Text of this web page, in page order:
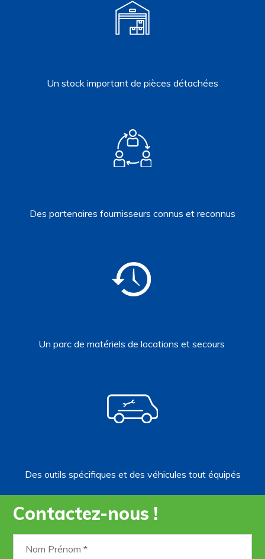
Un stock important de pièces détachées
Des partenaires fournisseurs connus et reconnus
Un parc de matériels de locations et secours
Des outils spécifiques et des véhicules tout équipés
Contactez-nous !